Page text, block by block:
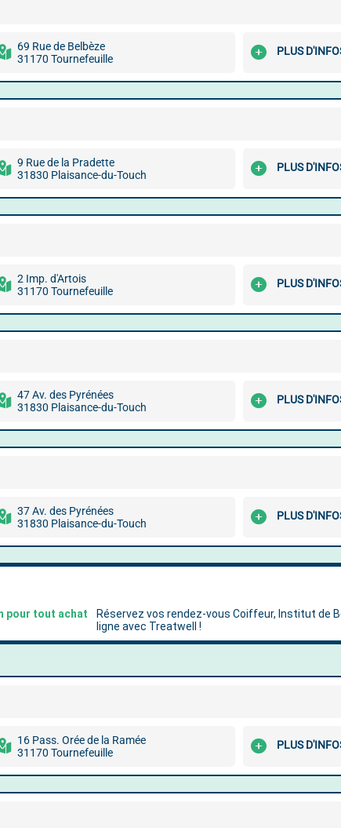
69 Rue de Belbèze
31170 Tournefeuille
PLUS
9 Rue de la Pradette
31830 Plaisance-du-Touch
PLUS
2 Imp. d'Artois
31170 Tournefeuille
PLUS
47 Av. des Pyrénées
31830 Plaisance-du-Touch
PLUS
37 Av. des Pyrénées
31830 Plaisance-du-Touch
PLUS
16 Pass. Orée de la Ramée
31170 Tournefeuille
PLUS